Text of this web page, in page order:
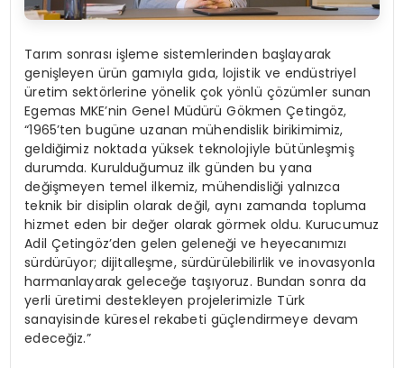
Tarım sonrası işleme sistemlerinden başlayarak
genişleyen ürün gamıyla gıda, lojistik ve endüstriyel
üretim sektörlerine yönelik çok yönlü çözümler sunan
Egemas MKE’nin Genel Müdürü Gökmen Çetingöz,
“1965’ten bugüne uzanan mühendislik birikimimiz,
geldiğimiz noktada yüksek teknolojiyle bütünleşmiş
durumda. Kurulduğumuz ilk günden bu yana
değişmeyen temel ilkemiz, mühendisliği yalnızca
teknik bir disiplin olarak değil, aynı zamanda topluma
hizmet eden bir değer olarak görmek oldu. Kurucumuz
Adil Çetingöz’den gelen geleneği ve heyecanımızı
sürdürüyor; dijitalleşme, sürdürülebilirlik ve inovasyonla
harmanlayarak geleceğe taşıyoruz. Bundan sonra da
yerli üretimi destekleyen projelerimizle Türk
sanayisinde küresel rekabeti güçlendirmeye devam
edeceğiz.”